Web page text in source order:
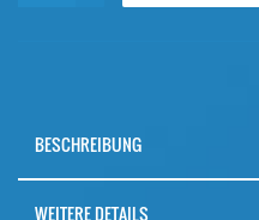
BESCHREIBUNG
WEITERE DETAILS